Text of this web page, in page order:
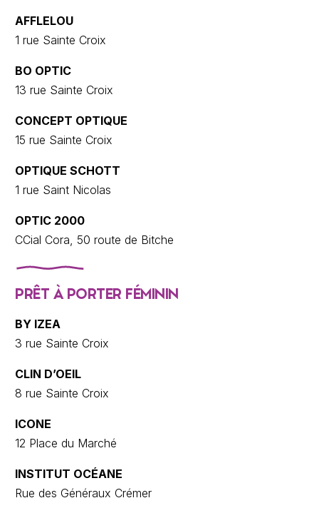
AFFLELOU
1 rue Sainte Croix
BO OPTIC
13 rue Sainte Croix
CONCEPT OPTIQUE
15 rue Sainte Croix
OPTIQUE SCHOTT
1 rue Saint Nicolas
OPTIC 2000
CCial Cora, 50 route de Bitche
PRÊT À PORTER FÉMININ
BY IZEA
3 rue Sainte Croix
CLIN D’OEIL
8 rue Sainte Croix
ICONE
12 Place du Marché
INSTITUT OCÉANE
Rue des Généraux Crémer